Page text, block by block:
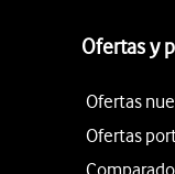
Ofertas y
Ofertas
Ofertas